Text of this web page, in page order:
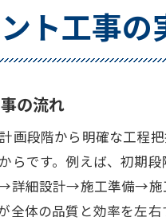
拠点設立とプラント工
設立を目指すならプラン
拠点設立に直結するプ
プラント工事の業界ラ
プラント工事と拠点設
拠点設立計画で押さえた
プラント工事業界の革
ト工事の
の流れ
画段階から明確な工程
らです。例えば、初期
詳細設計→施工準備→
体の品質と効率を左